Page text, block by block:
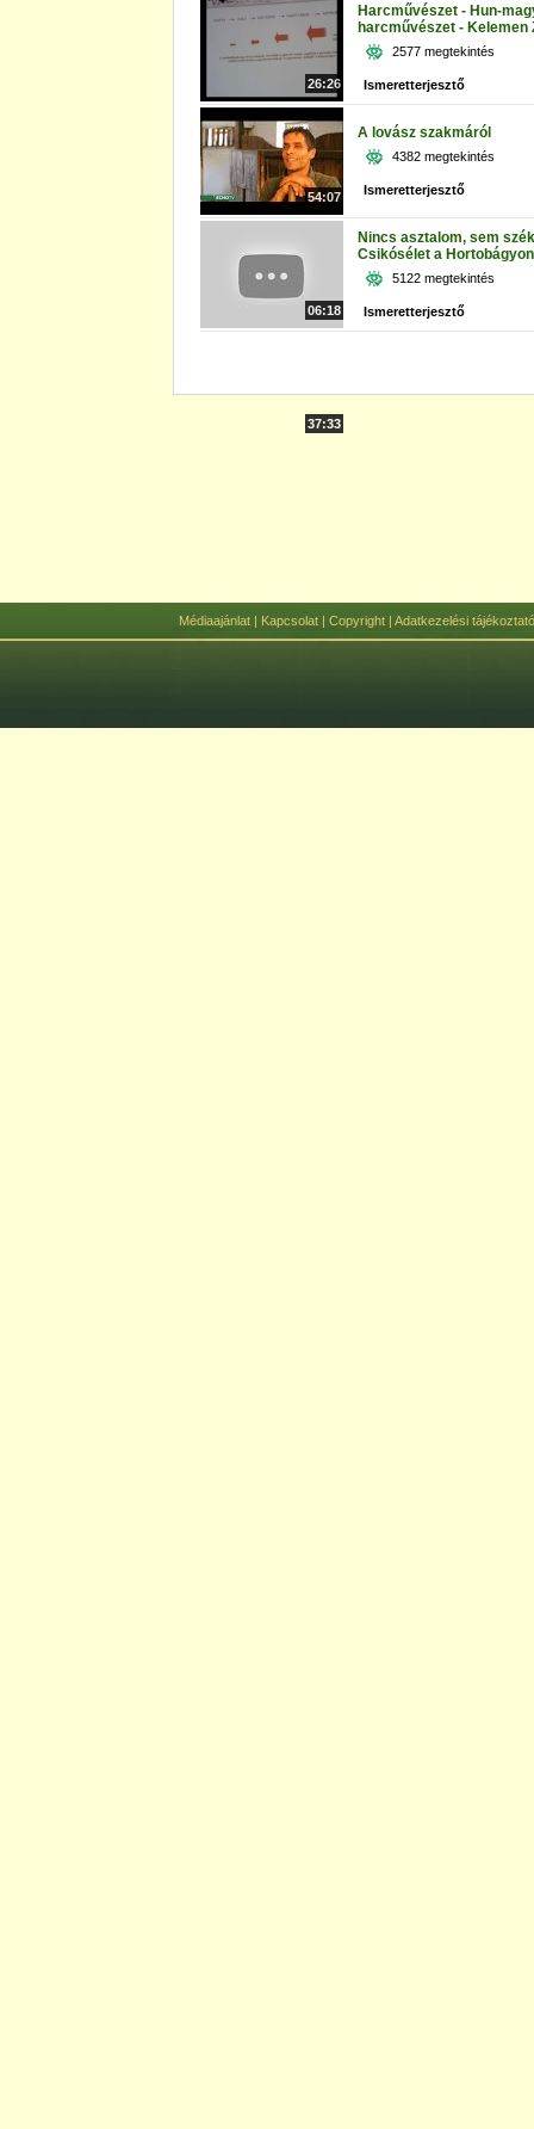
26:26
54:07
Harcművészet - Hun-
harcművészet - Kelemen
2577 megtekintés
Ismeretterjesztő
06:18
A lovász szakmáról
4382 megtekintés
Ismeretterjesztő
37:33
Nincs asztalom, sem
Csikósélet a Hortobágyon
5122 megtekintés
Ismeretterjesztő
Médiaajánlat| Kapcsolat| Copyright| Adatkezelési tájékoztató